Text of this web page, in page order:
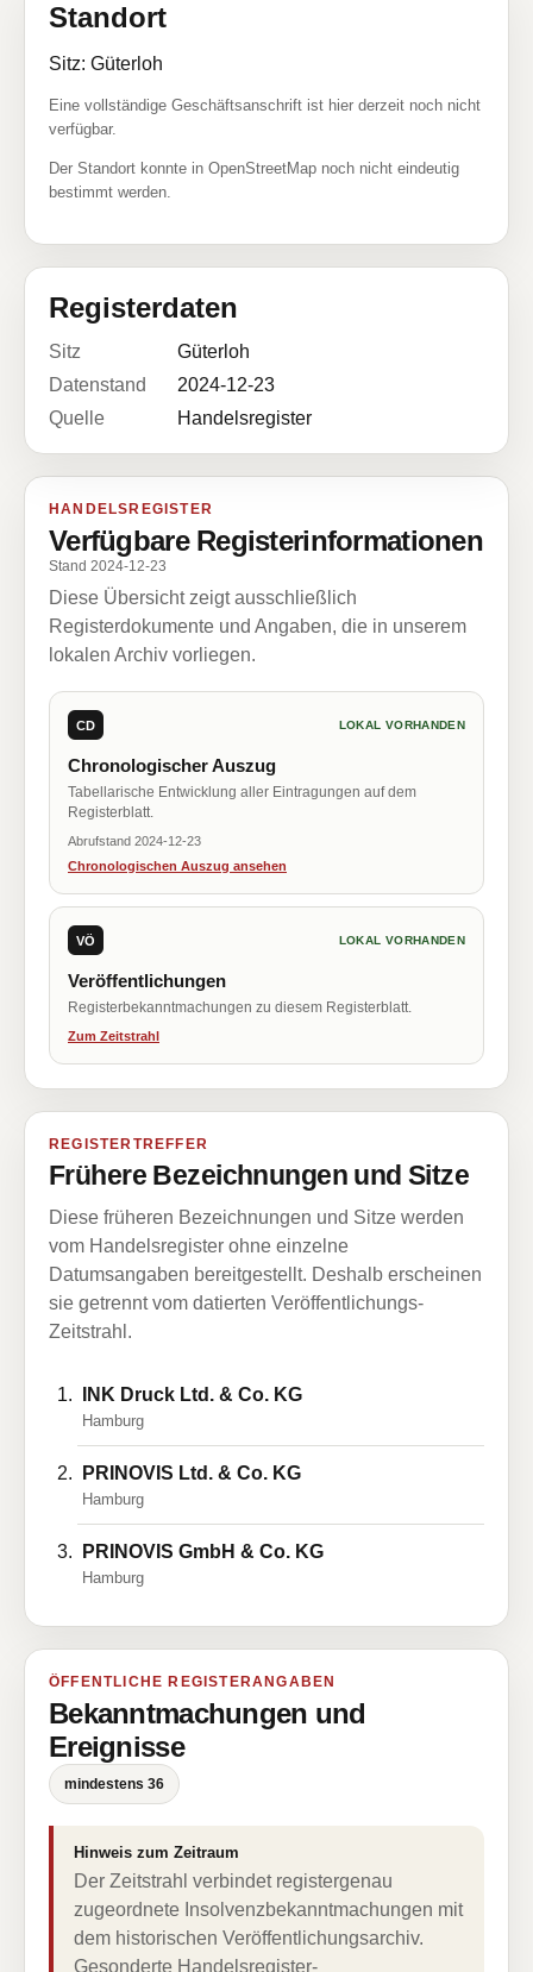
Standort
Sitz: Güterloh
Eine vollständige Geschäftsanschrift ist hier derzeit noch nicht
verfügbar.
Der Standort konnte in OpenStreetMap noch nicht eindeutig
bestimmt werden.
Registerdaten
Sitz
Güterloh
Datenstand
2024-12-23
Quelle
Handelsregister
HANDELSREGISTER
Verfügbare Registerinformationen
Stand 2024-12-23
Diese Übersicht zeigt ausschließlich
Registerdokumente und Angaben, die in unserem
lokalen Archiv vorliegen.
CD LOKAL VORHANDEN
Chronologischer Auszug
Tabellarische Entwicklung aller Eintragungen auf dem
Registerblatt.
Abrufstand 2024-12-23
Chronologischen Auszug ansehen
VÖ LOKAL VORHANDEN
Veröffentlichungen
Registerbekanntmachungen zu diesem Registerblatt.
Zum Zeitstrahl
REGISTERTREFFER
Frühere Bezeichnungen und Sitze
Diese früheren Bezeichnungen und Sitze werden
vom Handelsregister ohne einzelne
Datumsangaben bereitgestellt. Deshalb erscheinen
sie getrennt vom datierten Veröffentlichungs-
Zeitstrahl.
INK Druck Ltd. & Co. KG
Hamburg
PRINOVIS Ltd. & Co. KG
Hamburg
PRINOVIS GmbH & Co. KG
Hamburg
ÖFFENTLICHE REGISTERANGABEN
Bekanntmachungen und
Ereignisse
mindestens 36
Hinweis zum Zeitraum
Der Zeitstrahl verbindet registergenau
zugeordnete Insolvenzbekanntmachungen mit
dem historischen Veröffentlichungsarchiv.
Gesonderte Handelsregister-